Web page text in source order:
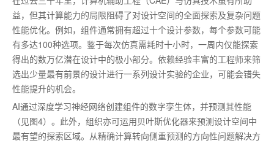
益，但其计算能力的局限阻碍了对设计空间的全面探索及复杂问题
性能优化。例如，组件通常拥有超过十个设计参数，每个参数可能
有多达100种选项。鉴于每次仿真需耗时十小时，一周内仅能探索
得出的数万亿潜在设计中的极小部分。依赖经验丰富的工程师来筛
选出少量最有前景的设计进行一系列设计实验的企业，可能会错失
性能提升的机会。
AI通过深度学习神经网络创建组件的数字孪生体，并预测其性能
（见图4）。此外，组织亦可运用贝叶斯优化器来预测设计空间中
最有望的探索区域。从精确计算转向侧重预测的方向性问题解决方